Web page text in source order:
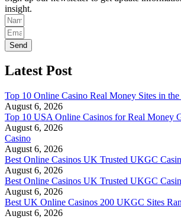
insight.
Send
Latest Post
Top 10 Online Casino Real Money Sites in
August 6, 2026
Top 10 USA Online Casinos for Real Money
August 6, 2026
Casino
August 6, 2026
Best Online Casinos UK Trusted UKGC
August 6, 2026
Best Online Casinos UK Trusted UKGC
August 6, 2026
Best UK Online Casinos 200 UKGC Sites
August 6, 2026